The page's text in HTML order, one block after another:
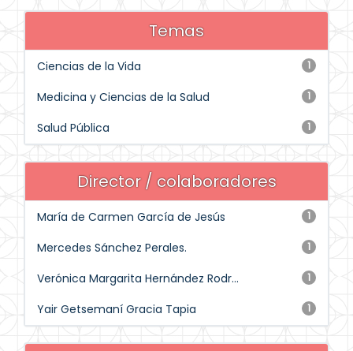
Temas
1
Ciencias de la Vida
1
Medicina y Ciencias de la Salud
1
Salud Pública
Director / colaboradores
1
María de Carmen García de Jesús
1
Mercedes Sánchez Perales.
1
Verónica Margarita Hernández Rodr...
1
Yair Getsemaní Gracia Tapia